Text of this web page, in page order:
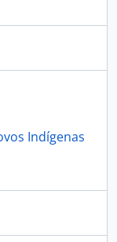
Indígenas